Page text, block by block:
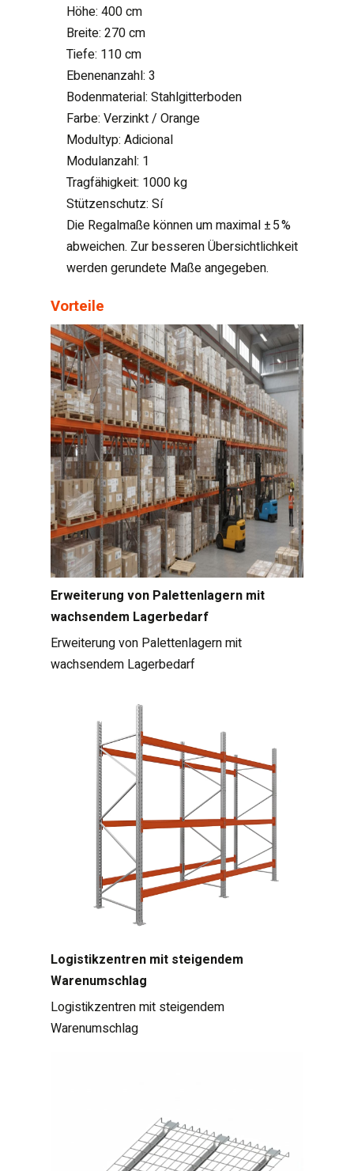
Höhe: 400 cm
Breite: 270 cm
Tiefe: 110 cm
Ebenenanzahl: 3
Bodenmaterial: Stahlgitterboden
Farbe: Verzinkt / Orange
Modultyp: Adicional
Modulanzahl: 1
Tragfähigkeit: 1000 kg
Stützenschutz: Sí
Die Regalmaße können um maximal ± 5 %
abweichen. Zur besseren Übersichtlichkeit
werden gerundete Maße angegeben.
Vorteile
Erweiterung von Palettenlagern mit
wachsendem Lagerbedarf
Erweiterung von Palettenlagern mit
wachsendem Lagerbedarf
Logistikzentren mit steigendem
Warenumschlag
Logistikzentren mit steigendem
Warenumschlag